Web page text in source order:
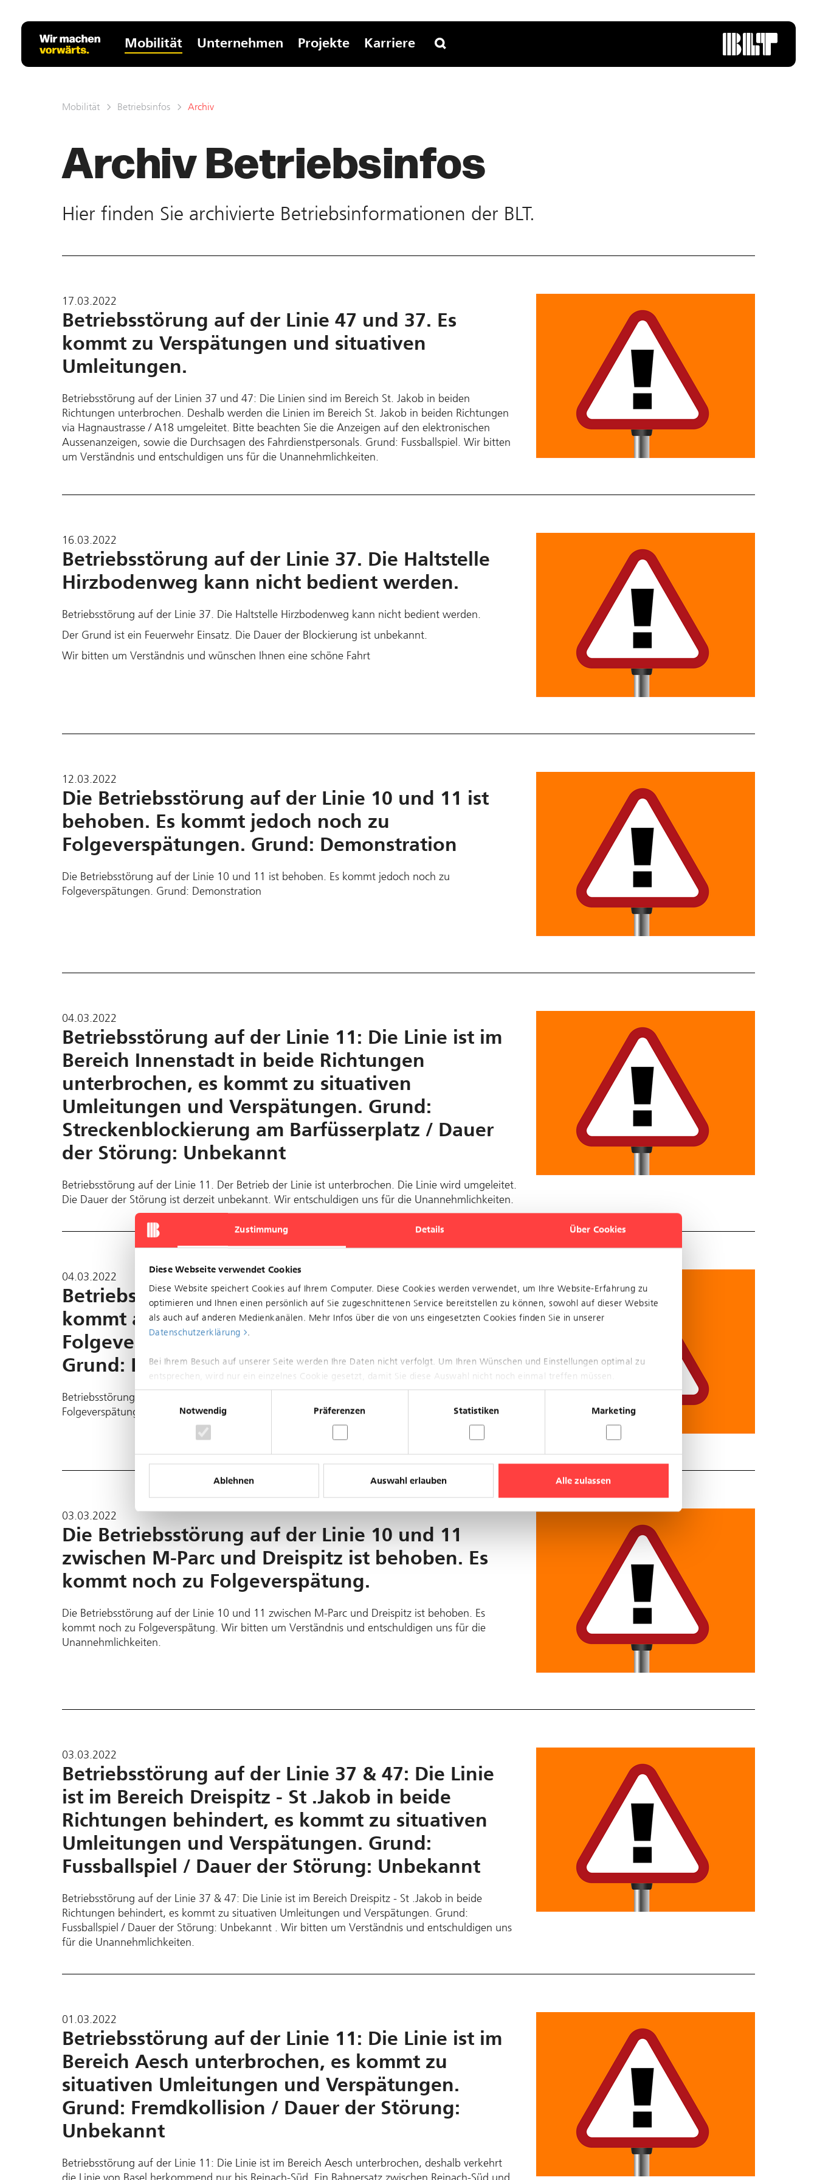
Zustimmung Details Über Cookies
Diese Webseite verwendet Cookies
Diese Website speichert Cookies auf Ihrem Computer. Diese Cookies werden verwendet, um Ihre Website-Erfahrung zu
optimieren und Ihnen einen persönlich auf Sie zugeschnittenen Service bereitstellen zu können, sowohl auf dieser Website
als auch auf anderen Medienkanälen. Mehr Infos über die von uns eingesetzten Cookies finden Sie in unserer
Datenschutzerklärung
.
Bei Ihrem Besuch auf unserer Seite werden Ihre Daten nicht verfolgt. Um Ihren Wünschen und Einstellungen optimal zu
entsprechen, wird nur ein einzelnes Cookie gesetzt, damit Sie diese Auswahl nicht noch einmal treffen müssen.
Notwendig
Präferenzen Statistiken Marketing
Ablehnen Auswahl erlauben Alle zulassen
Mobilität Unternehmen Projekte Karriere
Mobilität Betriebsinfos Archiv
Archiv Betriebs­infos
Hier finden Sie ar­chivierte Betriebs­informationen der BLT.
17.03.2022
Betriebsstörung auf der Linie 47 und 37. Es
kommt zu Verspätungen und situativen
Umleitungen.
Betriebsstörung auf der Linien 37 und 47: Die Linien sind im Bereich St. Jakob in beiden
Richtungen unterbrochen. Deshalb werden die Linien im Bereich St. Jakob in beiden Richtungen
via Hagnaustrasse / A18 umgeleitet. Bitte beachten Sie die Anzeigen auf den elektronischen
Aussenanzeigen, sowie die Durchsagen des Fahrdienstpersonals. Grund: Fussballspiel. Wir bitten
um Verständnis und entschuldigen uns für die Unannehmlichkeiten.
16.03.2022
Betriebsstörung auf der Linie 37. Die Haltstelle
Hirzbodenweg kann nicht bedient werden.
Betriebsstörung auf der Linie 37. Die Haltstelle Hirzbodenweg kann nicht bedient werden.
Der Grund ist ein Feuerwehr Einsatz. Die Dauer der Blockierung ist unbekannt.
Wir bitten um Verständnis und wünschen Ihnen eine schöne Fahrt
12.03.2022
Die Betriebsstörung auf der Linie 10 und 11 ist
behoben. Es kommt jedoch noch zu
Folgeverspätungen. Grund: Demonstration
Die Betriebsstörung auf der Linie 10 und 11 ist behoben. Es kommt jedoch noch zu
Folgeverspätungen. Grund: Demonstration
04.03.2022
Betriebsstörung auf der Linie 11: Die Linie ist im
Bereich Innenstadt in beide Richtungen
unterbrochen, es kommt zu situativen
Umleitungen und Verspätungen. Grund:
Streckenblockierung am Barfüsserplatz / Dauer
der Störung: Unbekannt
Betriebsstörung auf der Linie 11. Der Betrieb der Linie ist unterbrochen. Die Linie wird umgeleitet.
Die Dauer der Störung ist derzeit unbekannt. Wir entschuldigen uns für die Unannehmlichkeiten.
04.03.2022
Betriebsstörung auf der Linie 11 ist behoben, es
kommt allerdings weiterhin noch zu
Folgeverspätungen und situativen Einkürzungen.
Grund: Blockierung Innenstadt
Betriebsstörung auf der Linie 11 ist behoben, es kommt allerdings weiterhin noch zu
Folgeverspätungen und situativen Einkürzungen. Grund: Blockierung Innenstadt
03.03.2022
Die Betriebsstörung auf der Linie 10 und 11
zwischen M-Parc und Dreispitz ist behoben. Es
kommt noch zu Folgeverspätung.
Die Betriebsstörung auf der Linie 10 und 11 zwischen M-Parc und Dreispitz ist behoben. Es
kommt noch zu Folgeverspätung. Wir bitten um Verständnis und entschuldigen uns für die
Unannehmlichkeiten.
03.03.2022
Betriebsstörung auf der Linie 37 & 47: Die Linie
ist im Bereich Dreispitz - St .Jakob in beide
Richtungen behindert, es kommt zu situativen
Umleitungen und Verspätungen. Grund:
Fussballspiel / Dauer der Störung: Unbekannt
Betriebsstörung auf der Linie 37 & 47: Die Linie ist im Bereich Dreispitz - St .Jakob in beide
Richtungen behindert, es kommt zu situativen Umleitungen und Verspätungen. Grund:
Fussballspiel / Dauer der Störung: Unbekannt . Wir bitten um Verständnis und entschuldigen uns
für die Unannehmlichkeiten.
01.03.2022
Betriebsstörung auf der Linie 11: Die Linie ist im
Bereich Aesch unterbrochen, es kommt zu
situativen Umleitungen und Verspätungen.
Grund: Fremdkollision / Dauer der Störung:
Unbekannt
Betriebsstörung auf der Linie 11: Die Linie ist im Bereich Aesch unterbrochen, deshalb verkehrt